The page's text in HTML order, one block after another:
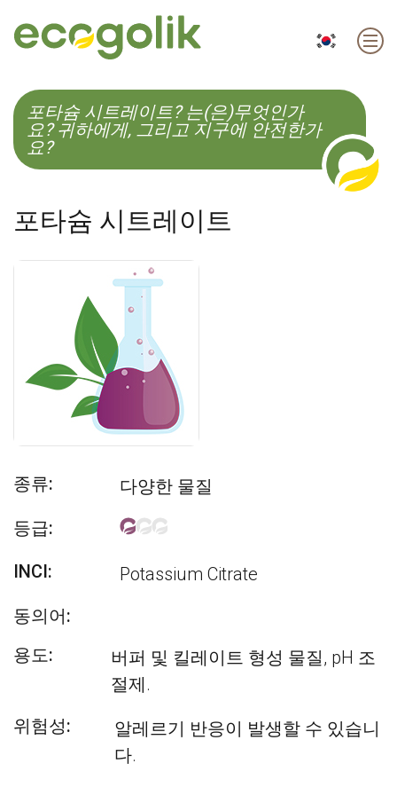
EN ES CS KO
포타슘 시트레이트? 는(은)무엇인가
요? 귀하에게, 그리고 지구에 안전한가
요?
포타슘 시트레이트
종류:
다양한 물질
등급:
INCI:
Potassium Citrate
동의어:
용도:
버퍼 및 킬레이트 형성 물질, pH 조
절제.
위험성:
알레르기 반응이 발생할 수 있습니
다.